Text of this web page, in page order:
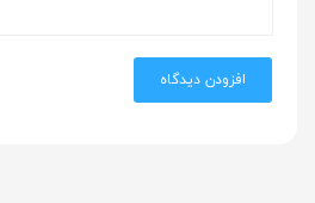
افزودن دیدگاه